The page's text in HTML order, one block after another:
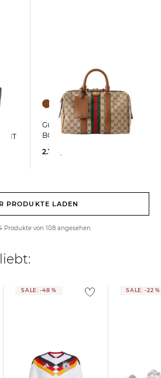
Gucci | Tasche OPHIDIA
BOSTON BAG MEDIUM
2.100,00 €
PRODUKTE LADEN
Produkte von 108 angesehen
SALE: -48 % SALE: -22 %